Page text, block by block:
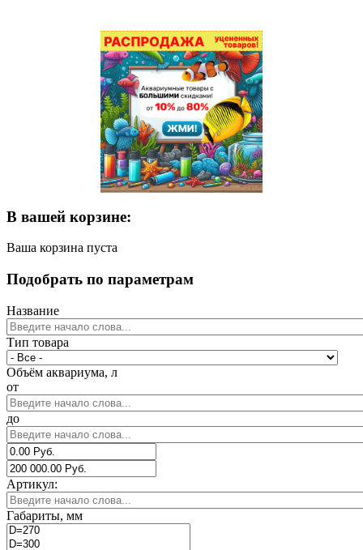
В вашей корзине:
Ваша корзина пуста
Подобрать по параметрам
Название
Тип товара
Объём аквариума, л
от
до
Артикул:
Габариты, мм